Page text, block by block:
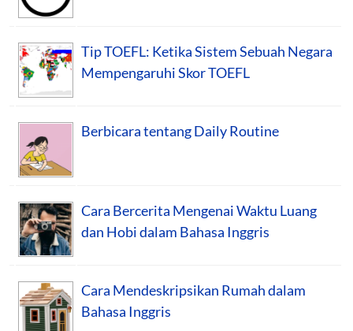
Tip TOEFL: Ketika Sistem Sebuah Negara
Mempengaruhi Skor TOEFL
Berbicara tentang Daily Routine
Cara Bercerita Mengenai Waktu Luang
dan Hobi dalam Bahasa Inggris
Cara Mendeskripsikan Rumah dalam
Bahasa Inggris